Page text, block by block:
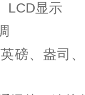
LCD显示
磅、盎司